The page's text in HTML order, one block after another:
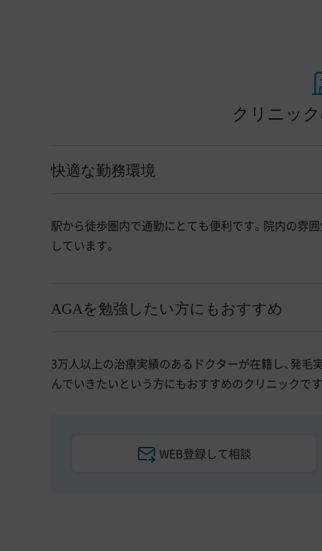
クリニッ
快適な勤務環境
駅から徒歩圏内で通勤にとても便利です。院内の雰
しています。
AGAを勉強したい方にもおすすめ
3万人以上の治療実績のあるドクターが在籍し、発毛
んでいきたいという方にもおすすめのクリニックです
WEB登録して相談